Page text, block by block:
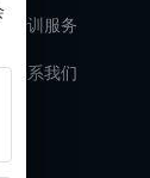
培训服务
联系我们